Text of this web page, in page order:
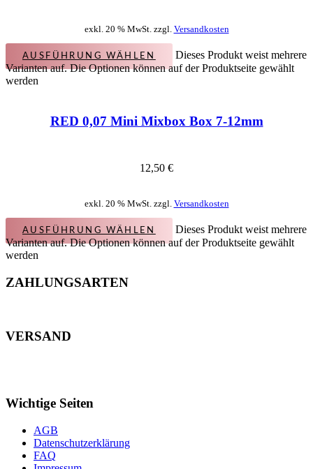
exkl. 20 % MwSt. zzgl. Versandkosten
AUSFÜHRUNG WÄHLEN
Dieses Produkt weist mehrere
Varianten auf. Die Optionen können auf der Produktseite gewählt
werden
RED 0,07 Mini Mixbox Box 7-12mm
12,50 €
exkl. 20 % MwSt. zzgl. Versandkosten
AUSFÜHRUNG WÄHLEN
Dieses Produkt weist mehrere
Varianten auf. Die Optionen können auf der Produktseite gewählt
werden
ZAHLUNGSARTEN
VERSAND
Wichtige Seiten
AGB
Datenschutzerklärung
FAQ